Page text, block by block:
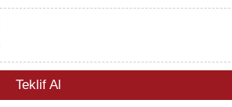
Teklif Al